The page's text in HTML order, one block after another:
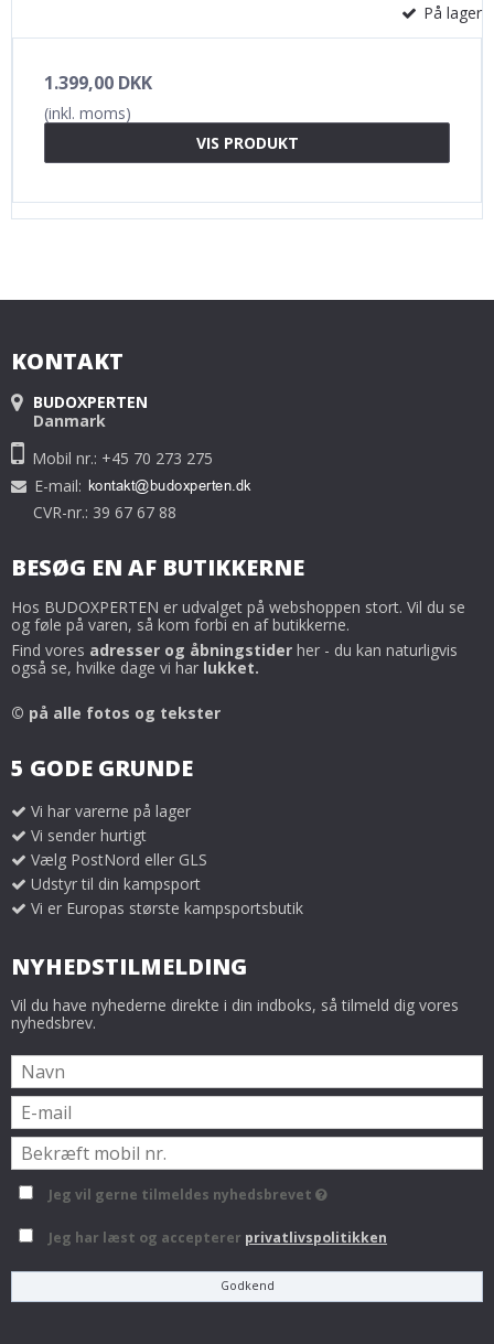
På lager
1.399,00 DKK
(inkl. moms)
VIS PRODUKT
KONTAKT
BUDOXPERTEN
Danmark
Mobil nr.: +45 70 273 275
E-mail:
CVR-nr.: 39 67 67 88
BESØG EN AF BUTIKKERNE
Hos BUDOXPERTEN er udvalget på webshoppen stort. Vil du se
og føle på varen, så kom forbi en af butikkerne.
Find vores adresser og åbningstider her - du kan naturligvis
også se, hvilke dage vi har lukket.
© på alle fotos og tekster
5 GODE GRUNDE
Vi har varerne på lager
Vi sender hurtigt
Vælg PostNord eller GLS
Udstyr til din kampsport
Vi er Europas største kampsportsbutik
NYHEDSTILMELDING
Vil du have nyhederne direkte i din indboks, så tilmeld dig vores
nyhedsbrev.
Jeg vil gerne tilmeldes nyhedsbrevet
Jeg har læst og accepterer privatlivspolitikken
Godkend